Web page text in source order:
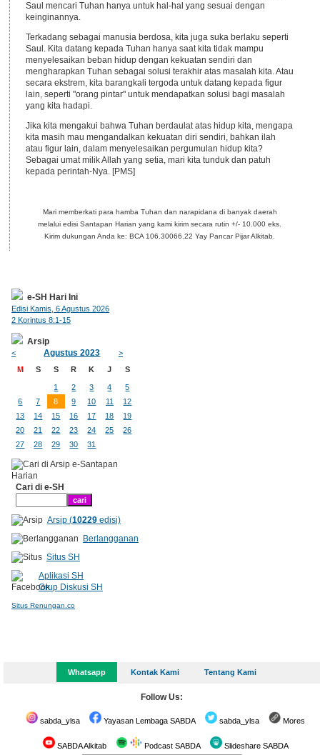
Saul mencari Tuhan hanya untuk hal-hal yang sesuai dengan
keinginannya.
Terkadang sebagai manusia berdosa, kita juga suka berlaku seperti
Saul. Kita datang kepada Tuhan hanya saat kita tidak mampu
menyelesaikan beban hidup dengan kekuatan sendiri dan
mengharapkan Tuhan sebagai solusi terakhir atas masalah kita. Atau
secara ekstrem, kita barangkali tergoda untuk datang kepada figur
lain, seperti "orang pintar" untuk mendapatkan solusi bagi masalah
yang kita hadapi.
Jika kita mengakui bahwa Tuhan berdaulat atas hidup kita, mengapa
kita masih mau mengandalkan kekuatan diri sendiri, bahkan ilah
atau figur lain, dalam menyelesaikan pergumulan hidup kita?
Sebagai umat milik Allah yang setia, mari kita tunduk dan patuh
kepada perintah-Nya. [PMS]
Mari memberkati para hamba Tuhan dan narapidana di banyak daerah
melalui edisi Santapan Harian yang kami kirim secara rutin +/- 10.000 eks.
Kirim dukungan Anda ke: BCA 106.30066.22 Yay Pancar Pijar Alkitab.
e-SH Hari Ini
Edisi Kamis, 6 Agustus 2026
2 Korintus 8:1-15
Arsip
< Agustus 2023
>
M
S S R K J S
1 2 3 4
5
6
7 8 9 10 11
12
13
14 15 16 17 18
19
20
21 22 23 24 25
26
27
28 29 30 31
Cari di e-SH
Arsip (10229edisi)
Berlangganan
Situs SH
Aplikasi SH
Grup Diskusi SH
Situs Renungan.co
Whatsapp Kontak Kami Tentang Kami
Follow Us:
sabda_ylsa Yayasan Lembaga SABDA sabda_ylsa Mores
SABDA Alkitab Podcast SABDA Slideshare SABDA